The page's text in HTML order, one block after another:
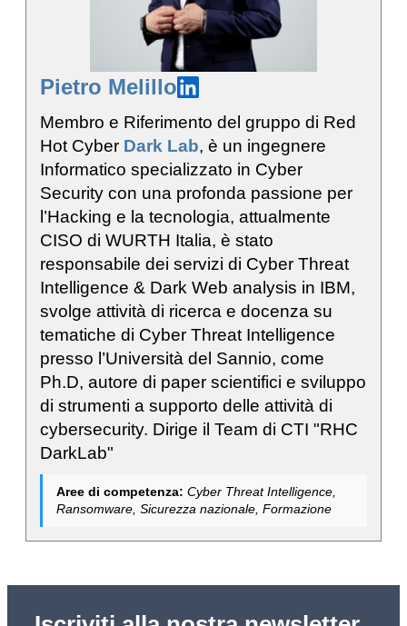
Pietro Melillo
Membro e Riferimento del gruppo di Red
Hot Cyber Dark Lab, è un ingegnere
Informatico specializzato in Cyber
Security con una profonda passione per
l’Hacking e la tecnologia, attualmente
CISO di WURTH Italia, è stato
responsabile dei servizi di Cyber Threat
Intelligence & Dark Web analysis in IBM,
svolge attività di ricerca e docenza su
tematiche di Cyber Threat Intelligence
presso l’Università del Sannio, come
Ph.D, autore di paper scientifici e sviluppo
di strumenti a supporto delle attività di
cybersecurity. Dirige il Team di CTI "RHC
DarkLab"
Aree di competenza: Cyber Threat Intelligence,
Ransomware, Sicurezza nazionale, Formazione